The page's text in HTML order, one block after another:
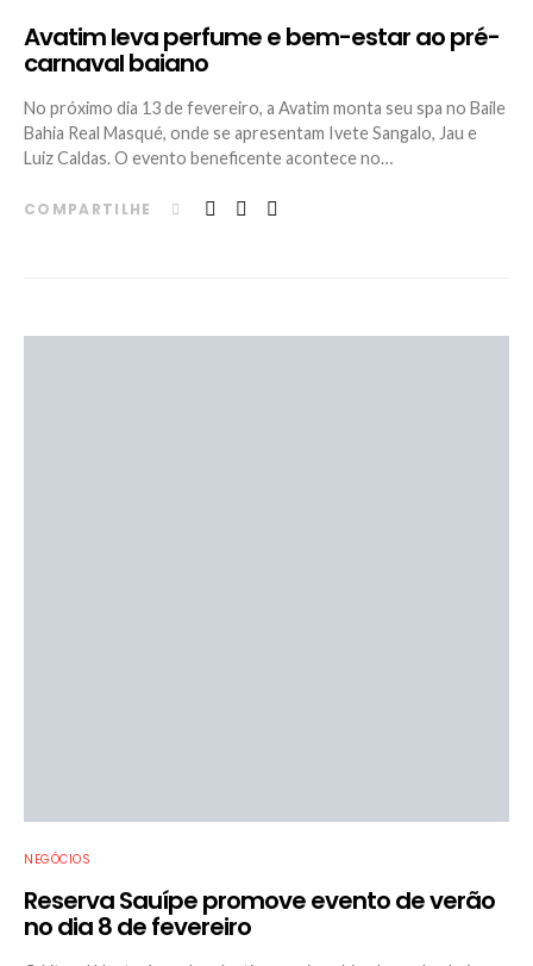
Avatim leva perfume e bem-estar ao pré-
carnaval baiano
No próximo dia 13 de fevereiro, a Avatim monta seu spa no Baile
Bahia Real Masqué, onde se apresentam Ivete Sangalo, Jau e
Luiz Caldas. O evento beneficente acontece no…
COMPARTILHE
NEGÓCIOS
Reserva Sauípe promove evento de verão
no dia 8 de fevereiro